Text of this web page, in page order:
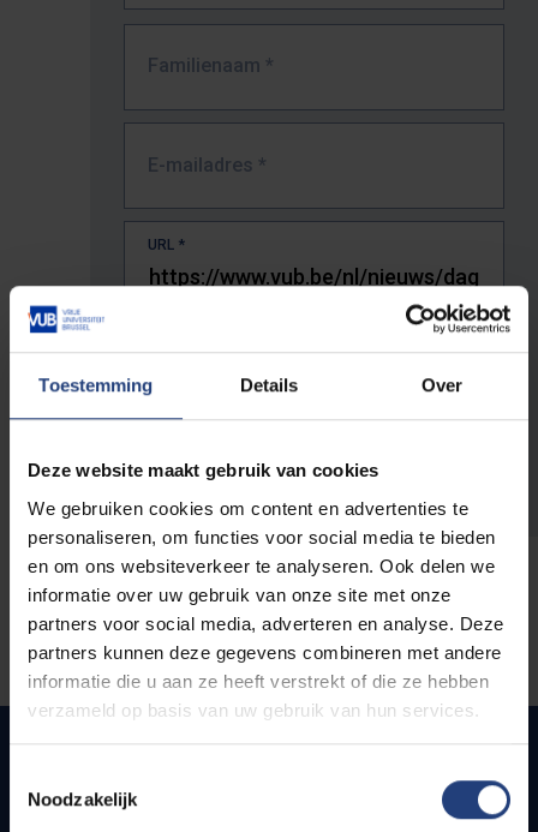
Toestemming Details Over
Deze website maakt gebruik van cookies
We gebruiken cookies om content en advertenties te
personaliseren, om functies voor social media te bieden
en om ons websiteverkeer te analyseren. Ook delen we
informatie over uw gebruik van onze site met onze
partners voor social media, adverteren en analyse. Deze
partners kunnen deze gegevens combineren met andere
informatie die u aan ze heeft verstrekt of die ze hebben
verzameld op basis van uw gebruik van hun services.
Noodzakelijk
Familienaam *
E-mailadres *
URL *
De volledige URL van de pagina waar je de fout zag.
Snel naar